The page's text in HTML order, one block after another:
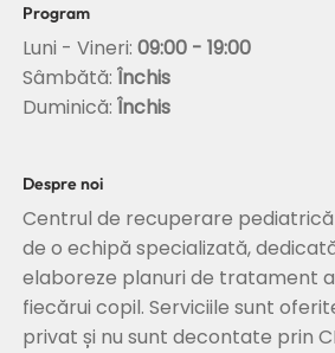
Despre noi
Centrul de recuperare pediatrică
de o echipă specializată,
elaboreze planuri de tratament
fiecărui copil. Serviciile sunt
privat și nu sunt decontate prin
Program
Luni - Vineri:09:00 - 19:00
Sâmbătă:Închis
Duminică: Închis